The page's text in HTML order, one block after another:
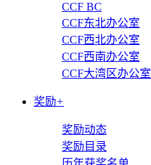
CCF BC
CCF东北办公室
CCF西北办公室
CCF西南办公室
CCF大湾区办公室
奖励+
奖励动态
奖励目录